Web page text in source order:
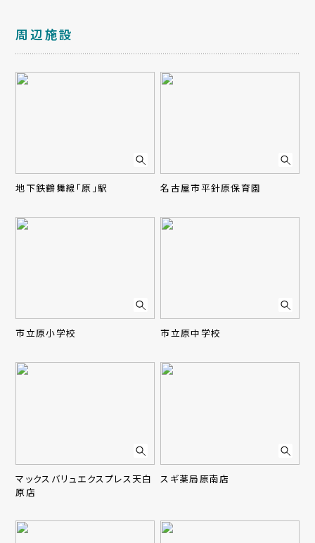
周辺施設
地下鉄鶴舞線「原」駅 名古屋市平針原保育園
市立原小学校 市立原中学校
マックスバリュエクスプレス天白
原店
スギ薬局原南店